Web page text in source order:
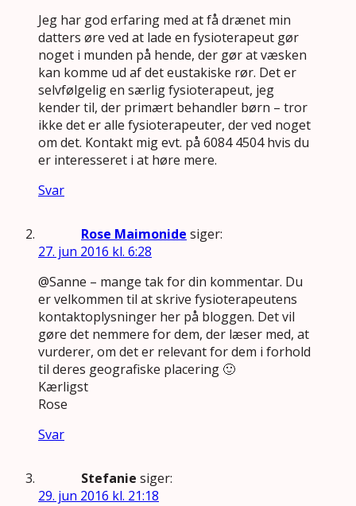
Jeg har god erfaring med at få drænet min
datters øre ved at lade en fysioterapeut gør
noget i munden på hende, der gør at væsken
kan komme ud af det eustakiske rør. Det er
selvfølgelig en særlig fysioterapeut, jeg
kender til, der primært behandler børn – tror
ikke det er alle fysioterapeuter, der ved noget
om det. Kontakt mig evt. på 6084 4504 hvis du
er interesseret i at høre mere.
Svar
Rose Maimonide siger:
27. jun 2016 kl. 6:28
@Sanne – mange tak for din kommentar. Du
er velkommen til at skrive fysioterapeutens
kontaktoplysninger her på bloggen. Det vil
gøre det nemmere for dem, der læser med, at
vurderer, om det er relevant for dem i forhold
til deres geografiske placering 🙂
Kærligst
Rose
Svar
Stefanie siger:
29. jun 2016 kl. 21:18